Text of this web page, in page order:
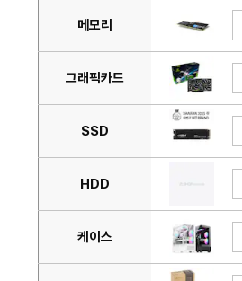
메모리
그래픽카드
SSD
HDD
케이스